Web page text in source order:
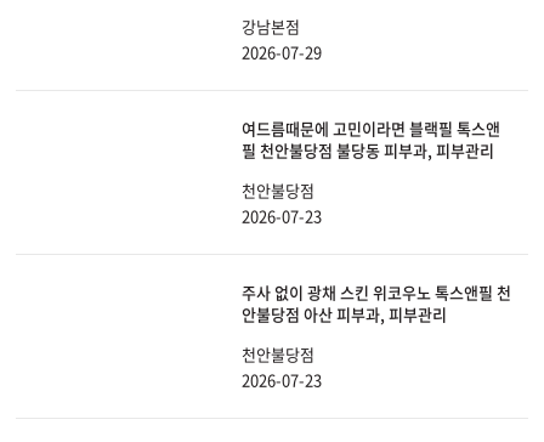
강남본점
2026-07-29
여드름때문에 고민이라면 블랙필 톡스앤
필 천안불당점 불당동 피부과, 피부관리
천안불당점
2026-07-23
주사 없이 광채 스킨 위코우노 톡스앤필 천
안불당점 아산 피부과, 피부관리
천안불당점
2026-07-23